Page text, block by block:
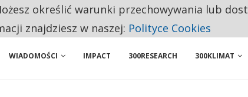
PRZEZNACZAJĄ NA PODSTAWOWE ZAKUPY
WIADOMOŚCI IMPACT 300RESEARCH 300KLIMAT
określić warunki przechowywania lub
znajdziesz w naszej: Polityce Cookies